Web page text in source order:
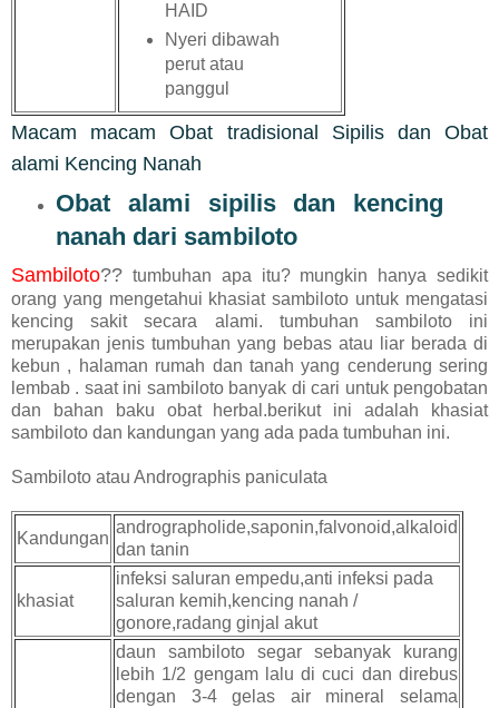
HAID
Nyeri dibawah
perut atau
panggul
Macam macam Obat tradisional Sipilis dan Obat
alami Kencing Nanah
Obat alami sipilis dan kencing
nanah dari sambiloto
Sambiloto?? tumbuhan apa itu? mungkin hanya sedikit
orang yang mengetahui khasiat sambiloto untuk mengatasi
kencing sakit secara alami. tumbuhan sambiloto ini
merupakan jenis tumbuhan yang bebas atau liar berada di
kebun , halaman rumah dan tanah yang cenderung sering
lembab . saat ini sambiloto banyak di cari untuk pengobatan
dan bahan baku obat herbal.berikut ini adalah khasiat
sambiloto dan kandungan yang ada pada tumbuhan ini.
Sambiloto atau Andrographis paniculata
Kandungan
andrographolide,saponin,falvonoid,alkaloid
dan tanin
khasiat
infeksi saluran empedu,anti infeksi pada
saluran kemih,kencing nanah /
gonore,radang ginjal akut
daun sambiloto segar sebanyak kurang
lebih 1/2 gengam lalu di cuci dan direbus
dengan 3-4 gelas air mineral selama